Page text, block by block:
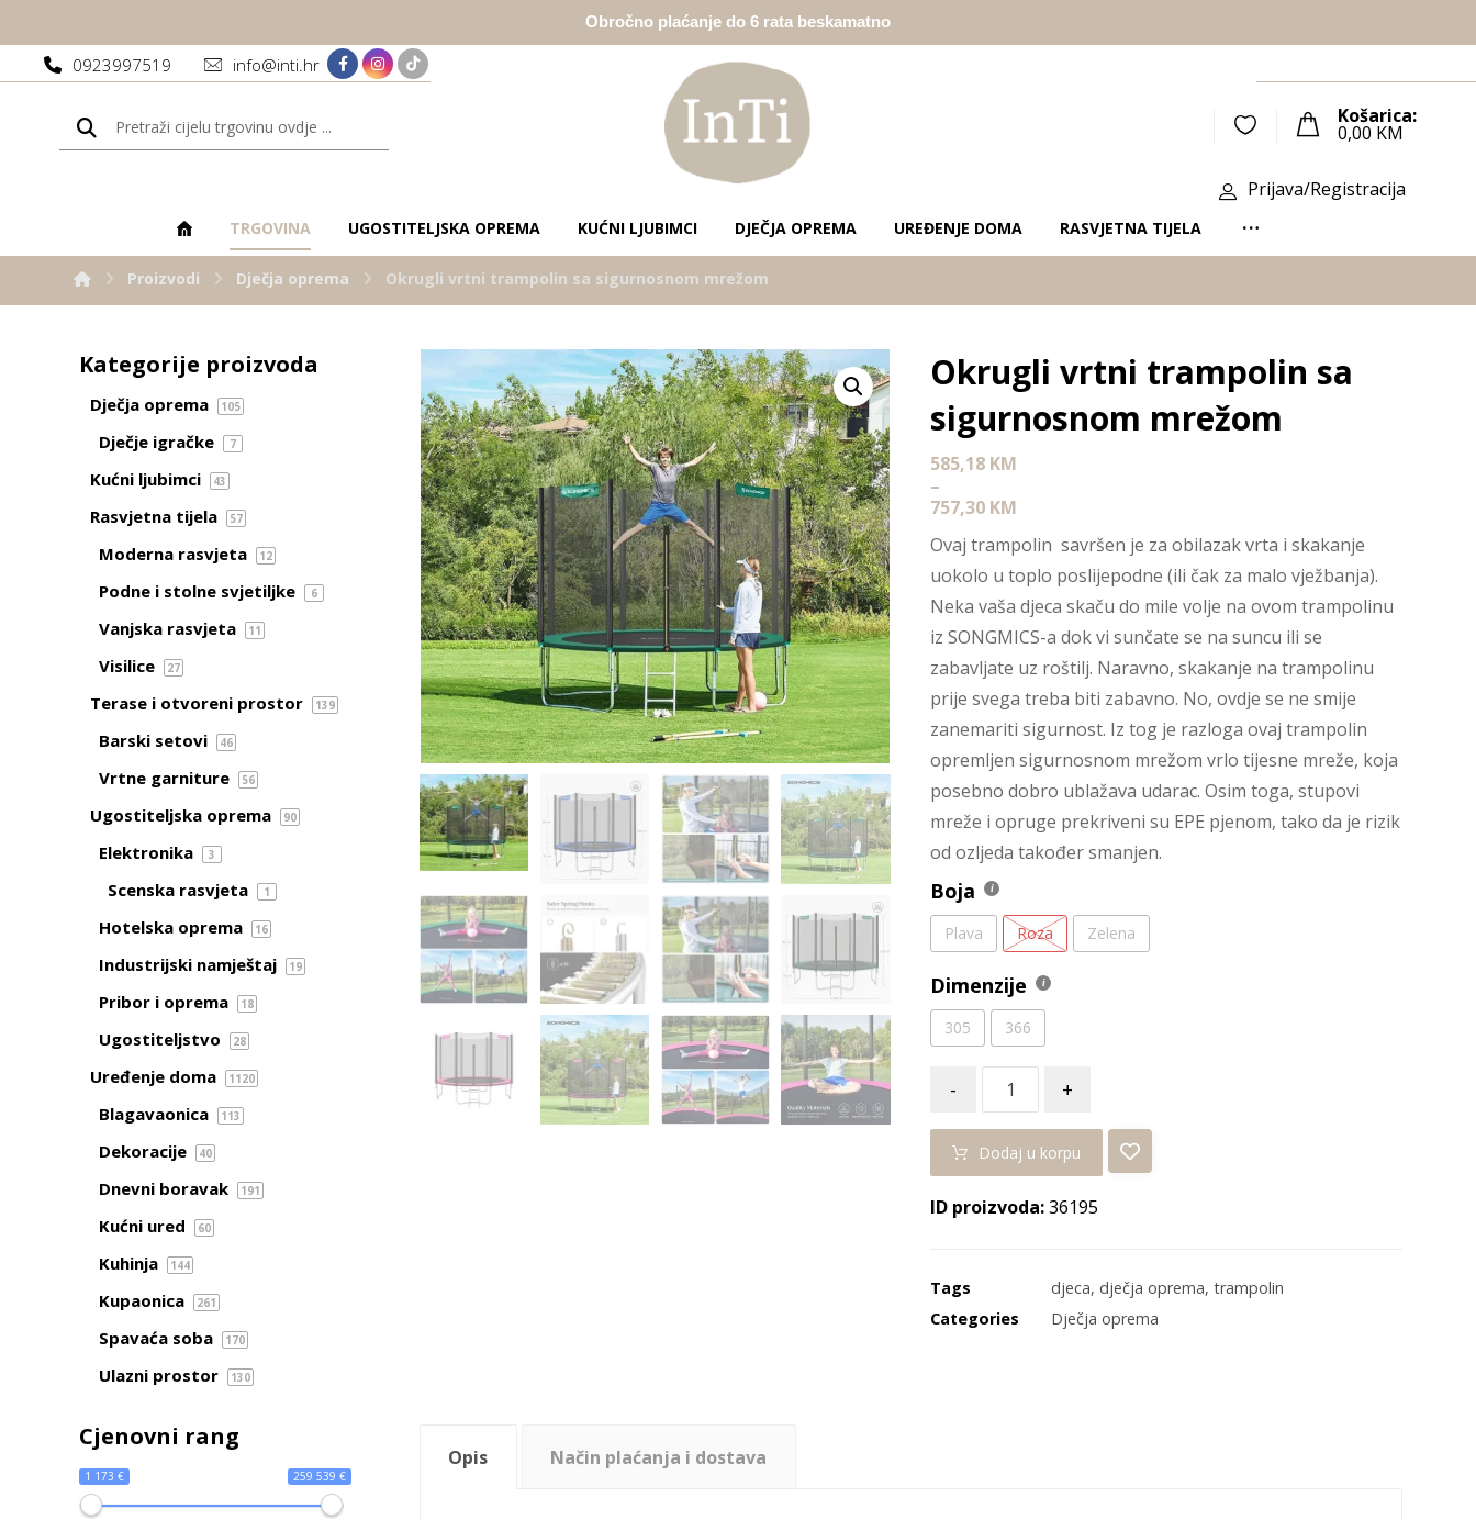
Obročno plaćanje do 6 rata beskamatno
0923997519 info@inti.hr
Košarica:
0,00 KM
Prijava/Registracija
TRGOVINA UGOSTITELJSKA OPREMA KUĆNI LJUBIMCI DJEČJA OPREMA UREĐENJE DOMA RASVJETNA TIJELA
Proizvodi Dječja oprema Okrugli vrtni trampolin sa sigurnosnom mrežom
Enlarge the image
Okrugli vrtni trampolin sa
sigurnosnom mrežom
585,18 KM
–
757,30 KM
Ovaj trampolin savršen je za obilazak vrta i skakanje
uokolo u toplo poslijepodne (ili čak za malo vježbanja).
Neka vaša djeca skaču do mile volje na ovom trampolinu
iz SONGMICS-a dok vi sunčate se na suncu ili se
zabavljate uz roštilj. Naravno, skakanje na trampolinu
prije svega treba biti zabavno. No, ovdje se ne smije
zanemariti sigurnost. Iz tog je razloga ovaj trampolin
opremljen sigurnosnom mrežom vrlo tijesne mreže, koja
posebno dobro ublažava udarac. Osim toga, stupovi
mreže i opruge prekriveni su EPE pjenom, tako da je rizik
od ozljeda također smanjen.
Boja
Plava Roza Zelena
Dimenzije
305 366
- +
Dodaj u korpu
ID proizvoda:36195
Tags djeca, dječja oprema,trampolin
Categories
Dječja oprema
Opis Način plaćanja i dostava
Kategorije proizvoda
Dječja oprema 105
Dječje igračke 7
Kućni ljubimci 43
Rasvjetna tijela 57
Moderna rasvjeta 12
Podne i stolne svjetiljke 6
Vanjska rasvjeta 11
Visilice 27
Terase i otvoreni prostor 139
Barski setovi 46
Vrtne garniture 56
Ugostiteljska oprema 90
Elektronika 3
Scenska rasvjeta 1
Hotelska oprema 16
Industrijski namještaj 19
Pribor i oprema 18
Ugostiteljstvo 28
Uređenje doma 1120
Blagavaonica 113
Dekoracije 40
Dnevni boravak 191
Kućni ured 60
Kuhinja 144
Kupaonica 261
Spavaća soba 170
Ulazni prostor 130
Cjenovni rang
1 173 € 259 539 €